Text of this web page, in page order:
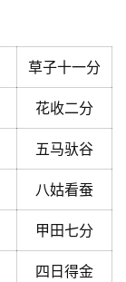
草子十一分
花收二分
五马驮谷
八姑看蚕
甲田七分
四日得金